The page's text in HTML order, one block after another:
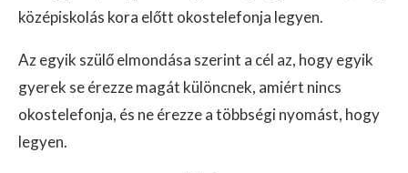
középiskolás kora előtt okostelefonja legyen.
Az egyik szülő elmondása szerint a cél az, hogy egyik
gyerek se érezze magát különcnek, amiért nincs
okostelefonja, és ne érezze a többségi nyomást, hogy
legyen.